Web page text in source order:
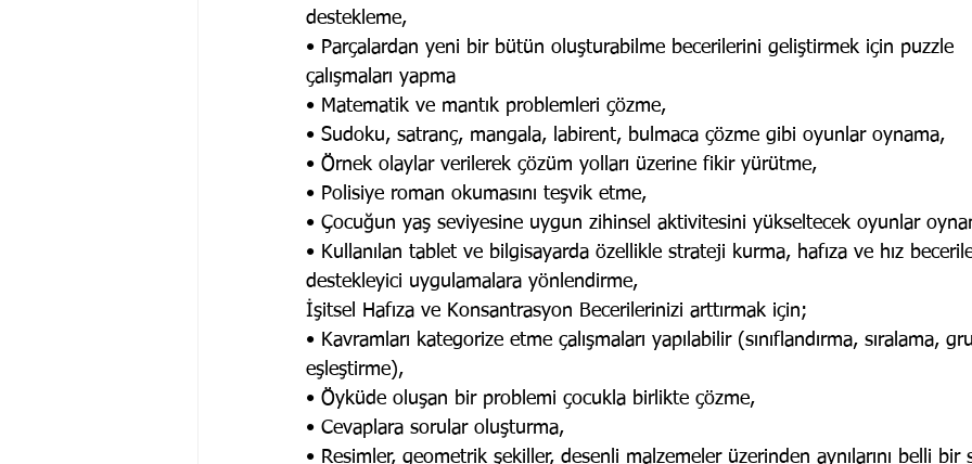
destekleme,
• Parçalardan yeni bir bütün oluşturabilme becerilerini geliştirmek için puzzle
çalışmaları yapma
• Matematik ve mantık problemleri çözme,
• Sudoku, satranç, mangala, labirent, bulmaca çözme gibi oyunlar oynama,
• Örnek olaylar verilerek çözüm yolları üzerine fikir yürütme,
• Polisiye roman okumasını teşvik etme,
• Çocuğun yaş seviyesine uygun zihinsel aktivitesini yükseltecek oyunlar
• Kullanılan tablet ve bilgisayarda özellikle strateji kurma, hafıza ve hız
destekleyici uygulamalara yönlendirme,
İşitsel Hafıza ve Konsantrasyon Becerilerinizi arttırmak için;
• Kavramları kategorize etme çalışmaları yapılabilir (sınıflandırma, sıralama,
eşleştirme),
• Öyküde oluşan bir problemi çocukla birlikte çözme,
• Cevaplara sorular oluşturma,
• Resimler, geometrik şekiller, desenli malzemeler üzerinden aynılarını belli bir